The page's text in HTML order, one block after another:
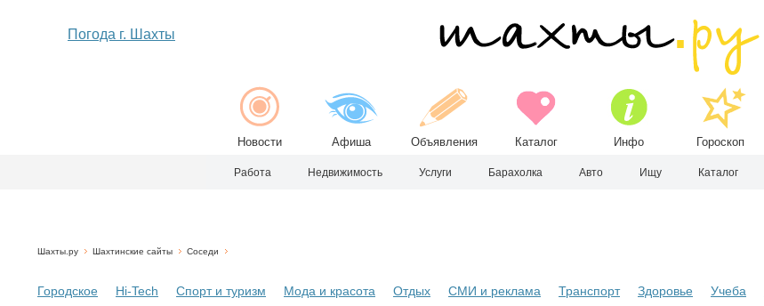
Погода г. Шахты
Новости Афиша Объявления Каталог Инфо Гороскоп
Работа Недвижимость Услуги Барахолка Авто Ищу Каталог
Шахты.ру Шахтинские сайты Соседи
Городское Hi-Tech Спорт и туризм Мода и красота Отдых СМИ и реклама Транспорт Здоровье Учеба